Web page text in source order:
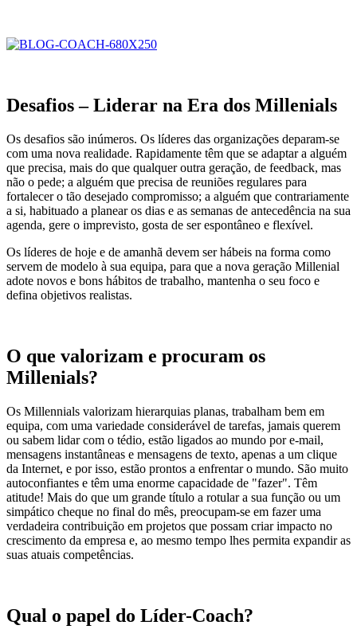
Desafios – Liderar na Era dos Millenials
Os desafios são inúmeros. Os líderes das organizações deparam-se
com uma nova realidade. Rapidamente têm que se adaptar a alguém
que precisa, mais do que qualquer outra geração, de feedback, mas
não o pede; a alguém que precisa de reuniões regulares para
fortalecer o tão desejado compromisso; a alguém que contrariamente
a si, habituado a planear os dias e as semanas de antecedência na sua
agenda, gere o imprevisto, gosta de ser espontâneo e flexível.
Os líderes de hoje e de amanhã devem ser hábeis na forma como
servem de modelo à sua equipa, para que a nova geração Millenial
adote novos e bons hábitos de trabalho, mantenha o seu foco e
defina objetivos realistas.
O que valorizam e procuram os
Millenials?
Os Millennials valorizam hierarquias planas, trabalham bem em
equipa, com uma variedade considerável de tarefas, jamais querem
ou sabem lidar com o tédio, estão ligados ao mundo por e-mail,
mensagens instantâneas e mensagens de texto, apenas a um clique
da Internet, e por isso, estão prontos a enfrentar o mundo. São muito
autoconfiantes e têm uma enorme capacidade de "fazer". Têm
atitude! Mais do que um grande título a rotular a sua função ou um
simpático cheque no final do mês, preocupam-se em fazer uma
verdadeira contribuição em projetos que possam criar impacto no
crescimento da empresa e, ao mesmo tempo lhes permita expandir as
suas atuais competências.
Qual o papel do Líder-Coach?